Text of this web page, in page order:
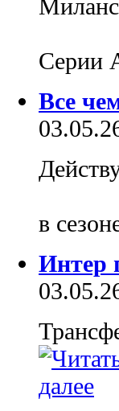
Серии
Все
в
Интер